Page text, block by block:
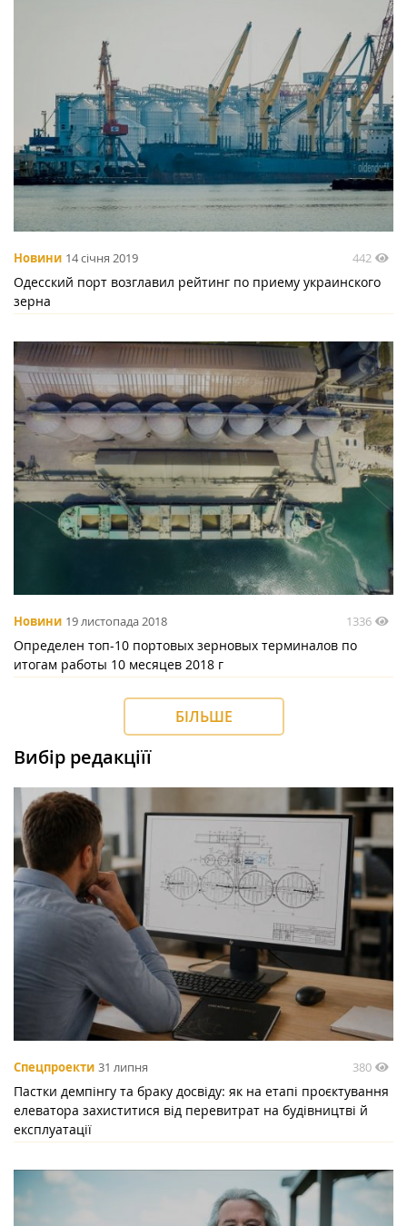
Новини 14 січня 2019 442
Одесский порт возглавил рейтинг по приему украинского
зерна
Новини 19 листопада 2018 1336
Определен топ-10 портовых зерновых терминалов по
итогам работы 10 месяцев 2018 г
БІЛЬШЕ
Вибір редакціїї
Спецпроекти 31 липня 380
Пастки демпінгу та браку досвіду: як на етапі проєктування
елеватора захиститися від перевитрат на будівництві й
експлуатації